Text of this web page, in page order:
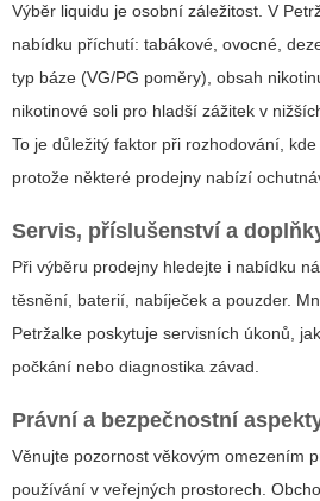
Výběr liquidu je osobní záležitost. V
nabídku příchutí: tabákové, ovocné,
typ báze (VG/PG poměry), obsah
nikotinové soli pro hladší zážitek v
To je důležitý faktor při rozhodování,
protože některé prodejny nabízí
Servis, příslušenství a
Při výběru prodejny hledejte i nabídku
těsnění, baterií, nabíječek a pouzder.
Petržalke poskytuje servisních úkonů,
počkání nebo diagnostika závad.
Právní a bezpečnostní
Věnujte pozornost věkovým omezením
používání v veřejných prostorech.